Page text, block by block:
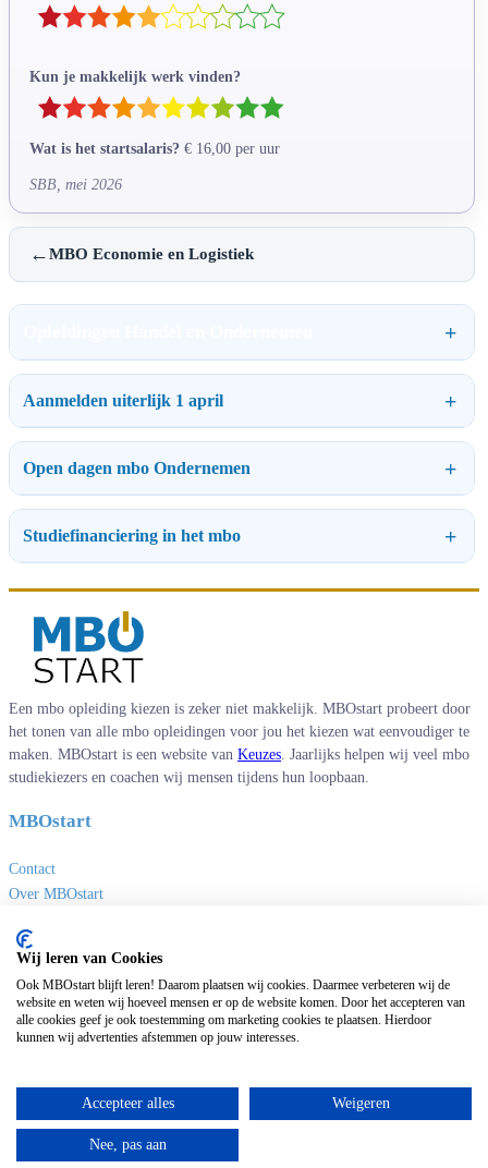
Kun je makkelijk werk vinden?
Wat is het startsalaris? € 16,00 per uur
SBB, mei 2026
←MBO Economie en Logistiek
Aanmelden uiterlijk 1 april
Open dagen mbo Ondernemen
Studiefinanciering in het mbo
Een mbo opleiding kiezen is zeker niet makkelijk. MBOstart probeert door
het tonen van alle mbo opleidingen voor jou het kiezen wat eenvoudiger te
maken. MBOstart is een website van Keuzes . Jaarlijks helpen wij veel mbo
studiekiezers en coachen wij mensen tijdens hun loopbaan.
MBOstart
Contact
Over MBOstart
Disclaimer en privacy
MBO links
Sites van Keuzes
Universitaire opleidingen
Deeltijdopleidingen
HBO opleidingen
Wij leren van Cookies
Ook MBOstart blijft leren! Daarom plaatsen wij cookies. Daarmee verbeteren wij de
website en weten wij hoeveel mensen er op de website komen. Door het accepteren van
alle cookies geef je ook toestemming om marketing cookies te plaatsen. Hierdoor
kunnen wij advertenties afstemmen op jouw interesses.
Accepteer alles Weigeren
Nee, pas aan